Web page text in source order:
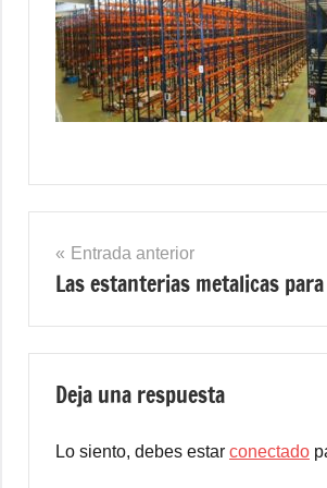
Navegación
de
entradas
Entrada anterior
Las estanterias metalicas
Deja una respuesta
Lo siento, debes estar conectado